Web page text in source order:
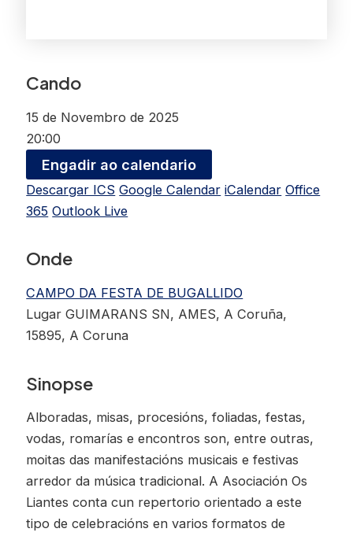
Cando
15 de Novembro de 2025
20:00
Engadir ao calendario
Descargar ICS Google Calendar iCalendar Office
365 Outlook Live
Onde
CAMPO DA FESTA DE BUGALLIDO
Lugar GUIMARANS SN, AMES, A Coruña,
15895, A Coruna
Sinopse
Alboradas, misas, procesións, foliadas, festas,
vodas, romarías e encontros son, entre outras,
moitas das manifestacións musicais e festivas
arredor da música tradicional. A Asociación Os
Liantes conta cun repertorio orientado a este
tipo de celebracións en varios formatos de